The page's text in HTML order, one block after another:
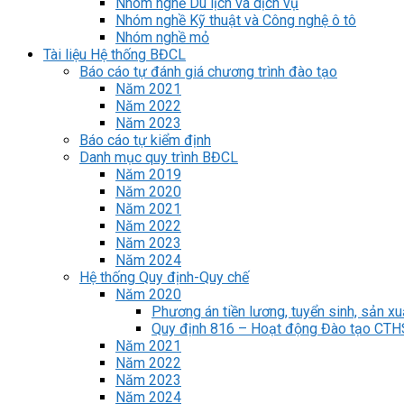
Nhóm nghề Kỹ thuật và Công nghệ ô tô
Nhóm nghề mỏ
Tài liệu Hệ thống BĐCL
Báo cáo tự đánh giá chương trình đào tạo
Năm 2021
Năm 2022
Năm 2023
Báo cáo tự kiểm định
Danh mục quy trình BĐCL
Năm 2019
Năm 2020
Năm 2021
Năm 2022
Năm 2023
Năm 2024
Hệ thống Quy định-Quy chế
Năm 2020
Phương án tiền lương, tuyển sinh, sản
Quy định 816 – Hoạt động Đào tạo
Năm 2021
Năm 2022
Năm 2023
Năm 2024